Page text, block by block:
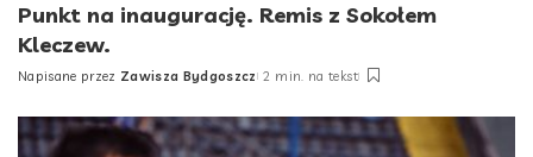
Punkt na inaugurację. Remis z Sokołem
Kleczew.
Posted
Napisane przez Zawisza Bydgoszcz 2 min. na tekst